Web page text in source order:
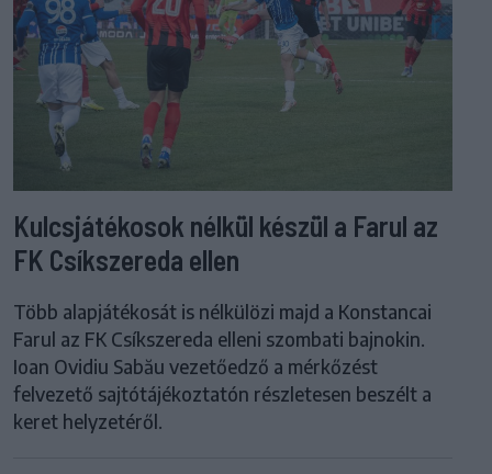
Kulcsjátékosok nélkül készül a Farul az
FK Csíkszereda ellen
Több alapjátékosát is nélkülözi majd a Konstancai
Farul az FK Csíkszereda elleni szombati bajnokin.
Ioan Ovidiu Sabău vezetőedző a mérkőzést
felvezető sajtótájékoztatón részletesen beszélt a
keret helyzetéről.